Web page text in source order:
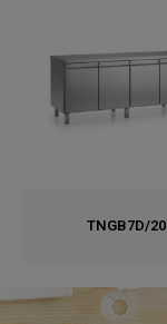
TNGB7D/